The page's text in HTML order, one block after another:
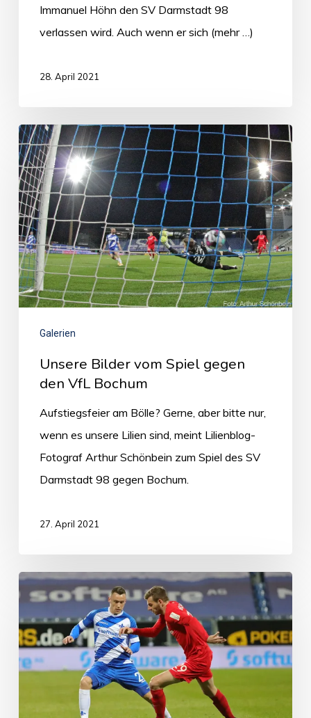
Immanuel Höhn den SV Darmstadt 98
verlassen wird. Auch wenn er sich (mehr …)
28. April 2021
Galerien
Unsere Bilder vom Spiel gegen
den VfL Bochum
Aufstiegsfeier am Bölle? Gerne, aber bitte nur,
wenn es unsere Lilien sind, meint Lilienblog-
Fotograf Arthur Schönbein zum Spiel des SV
Darmstadt 98 gegen Bochum.
27. April 2021